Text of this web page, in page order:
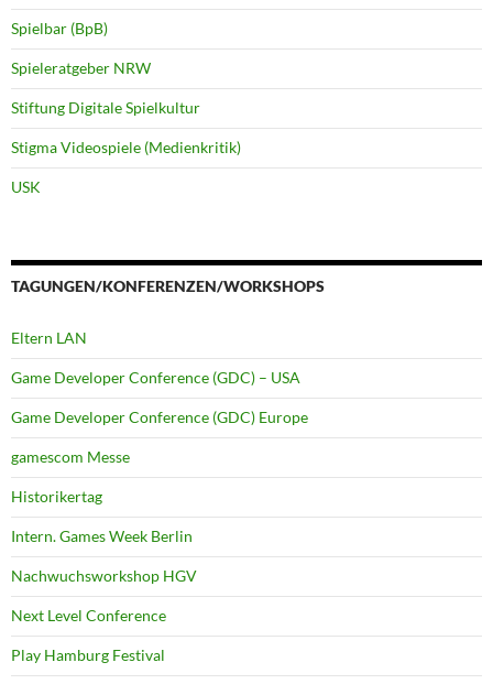
Spielbar (BpB)
Spieleratgeber NRW
Stiftung Digitale Spielkultur
Stigma Videospiele (Medienkritik)
USK
TAGUNGEN/KONFERENZEN/WORKSHOPS
Eltern LAN
Game Developer Conference (GDC) – USA
Game Developer Conference (GDC) Europe
gamescom Messe
Historikertag
Intern. Games Week Berlin
Nachwuchsworkshop HGV
Next Level Conference
Play Hamburg Festival